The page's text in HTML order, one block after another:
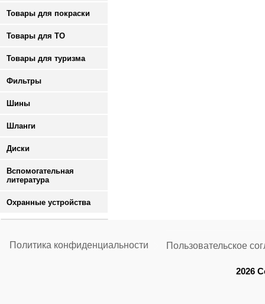
Товары для покраски
Товары для ТО
Товары для туризма
Фильтры
Шины
Шланги
Диски
Вспомогательная
литература
Охранные устройства
Политика конфиденциальности Пользовательское
2026